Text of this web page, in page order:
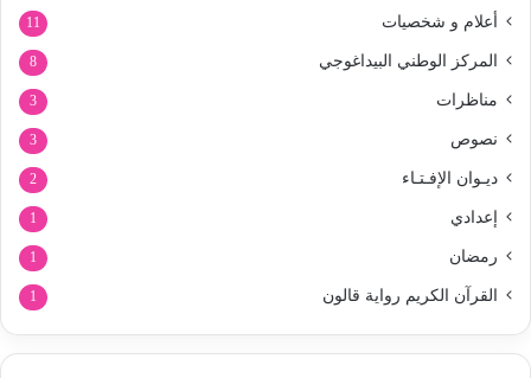
أعلام و شخصيات 11
المركز الوطني البيداغوجي 8
مناظرات 3
نصوص 3
ديـوان الإفـتـاء 2
إعدادي 1
رمضان 1
القرآن الكريم رواية قالون 1